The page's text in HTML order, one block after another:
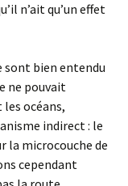
n’ait qu’un effet
sont bien entendu
ne pouvait
océans,
indirect : le
la microcouche de
cependant